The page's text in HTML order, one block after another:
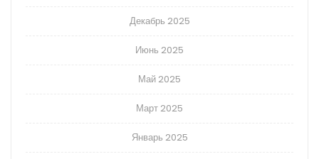
Декабрь 2025
Июнь 2025
Май 2025
Март 2025
Январь 2025